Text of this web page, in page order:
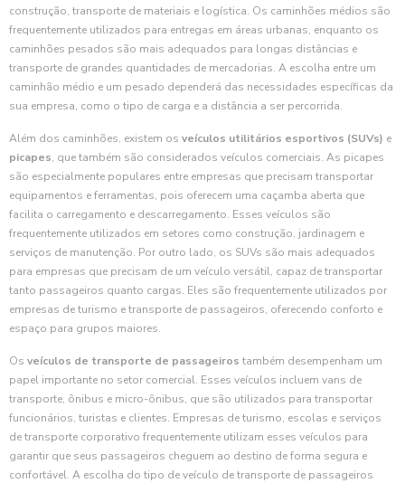
construção, transporte de materiais e logística. Os caminhões médios são
frequentemente utilizados para entregas em áreas urbanas, enquanto os
caminhões pesados são mais adequados para longas distâncias e
transporte de grandes quantidades de mercadorias. A escolha entre um
caminhão médio e um pesado dependerá das necessidades específicas da
sua empresa, como o tipo de carga e a distância a ser percorrida.
Além dos caminhões, existem os veículos utilitários esportivos (SUVs) e
picapes, que também são considerados veículos comerciais. As picapes
são especialmente populares entre empresas que precisam transportar
equipamentos e ferramentas, pois oferecem uma caçamba aberta que
facilita o carregamento e descarregamento. Esses veículos são
frequentemente utilizados em setores como construção, jardinagem e
serviços de manutenção. Por outro lado, os SUVs são mais adequados
para empresas que precisam de um veículo versátil, capaz de transportar
tanto passageiros quanto cargas. Eles são frequentemente utilizados por
empresas de turismo e transporte de passageiros, oferecendo conforto e
espaço para grupos maiores.
Os veículos de transporte de passageiros também desempenham um
papel importante no setor comercial. Esses veículos incluem vans de
transporte, ônibus e micro-ônibus, que são utilizados para transportar
funcionários, turistas e clientes. Empresas de turismo, escolas e serviços
de transporte corporativo frequentemente utilizam esses veículos para
garantir que seus passageiros cheguem ao destino de forma segura e
confortável. A escolha do tipo de veículo de transporte de passageiros